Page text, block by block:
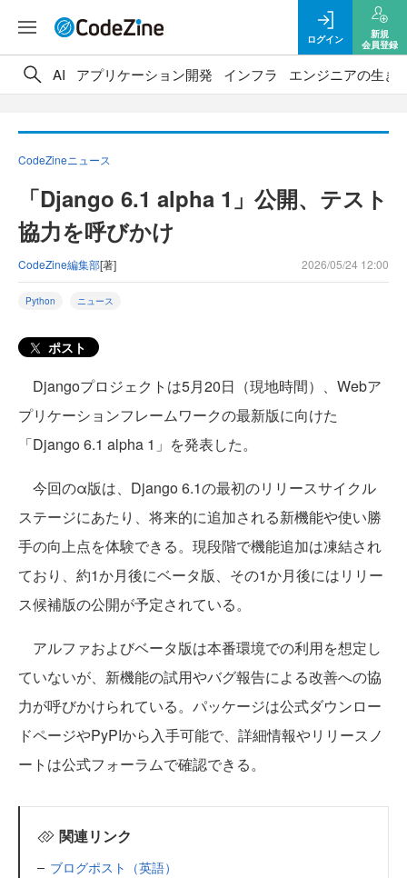
ログイン
新規
会員登録
AI アプリケーション開発 インフラ エンジニアの生き
CodeZineニュース
「Django 6.1 alpha 1」公開、テスト
協力を呼びかけ
CodeZine編集部[著] 2026/05/24 12:00
Python ニュース
ポスト
Djangoプロジェクトは5月20日（現地時間）、Webア
プリケーションフレームワークの最新版に向けた
「Django 6.1 alpha 1」を発表した。
今回のα版は、Django 6.1の最初のリリースサイクル
ステージにあたり、将来的に追加される新機能や使い勝
手の向上点を体験できる。現段階で機能追加は凍結され
ており、約1か月後にベータ版、その1か月後にはリリー
ス候補版の公開が予定されている。
アルファおよびベータ版は本番環境での利用を想定し
ていないが、新機能の試用やバグ報告による改善への協
力が呼びかけられている。パッケージは公式ダウンロー
ドページやPyPIから入手可能で、詳細情報やリリースノ
ートは公式フォーラムで確認できる。
関連リンク
ブログポスト（英語）